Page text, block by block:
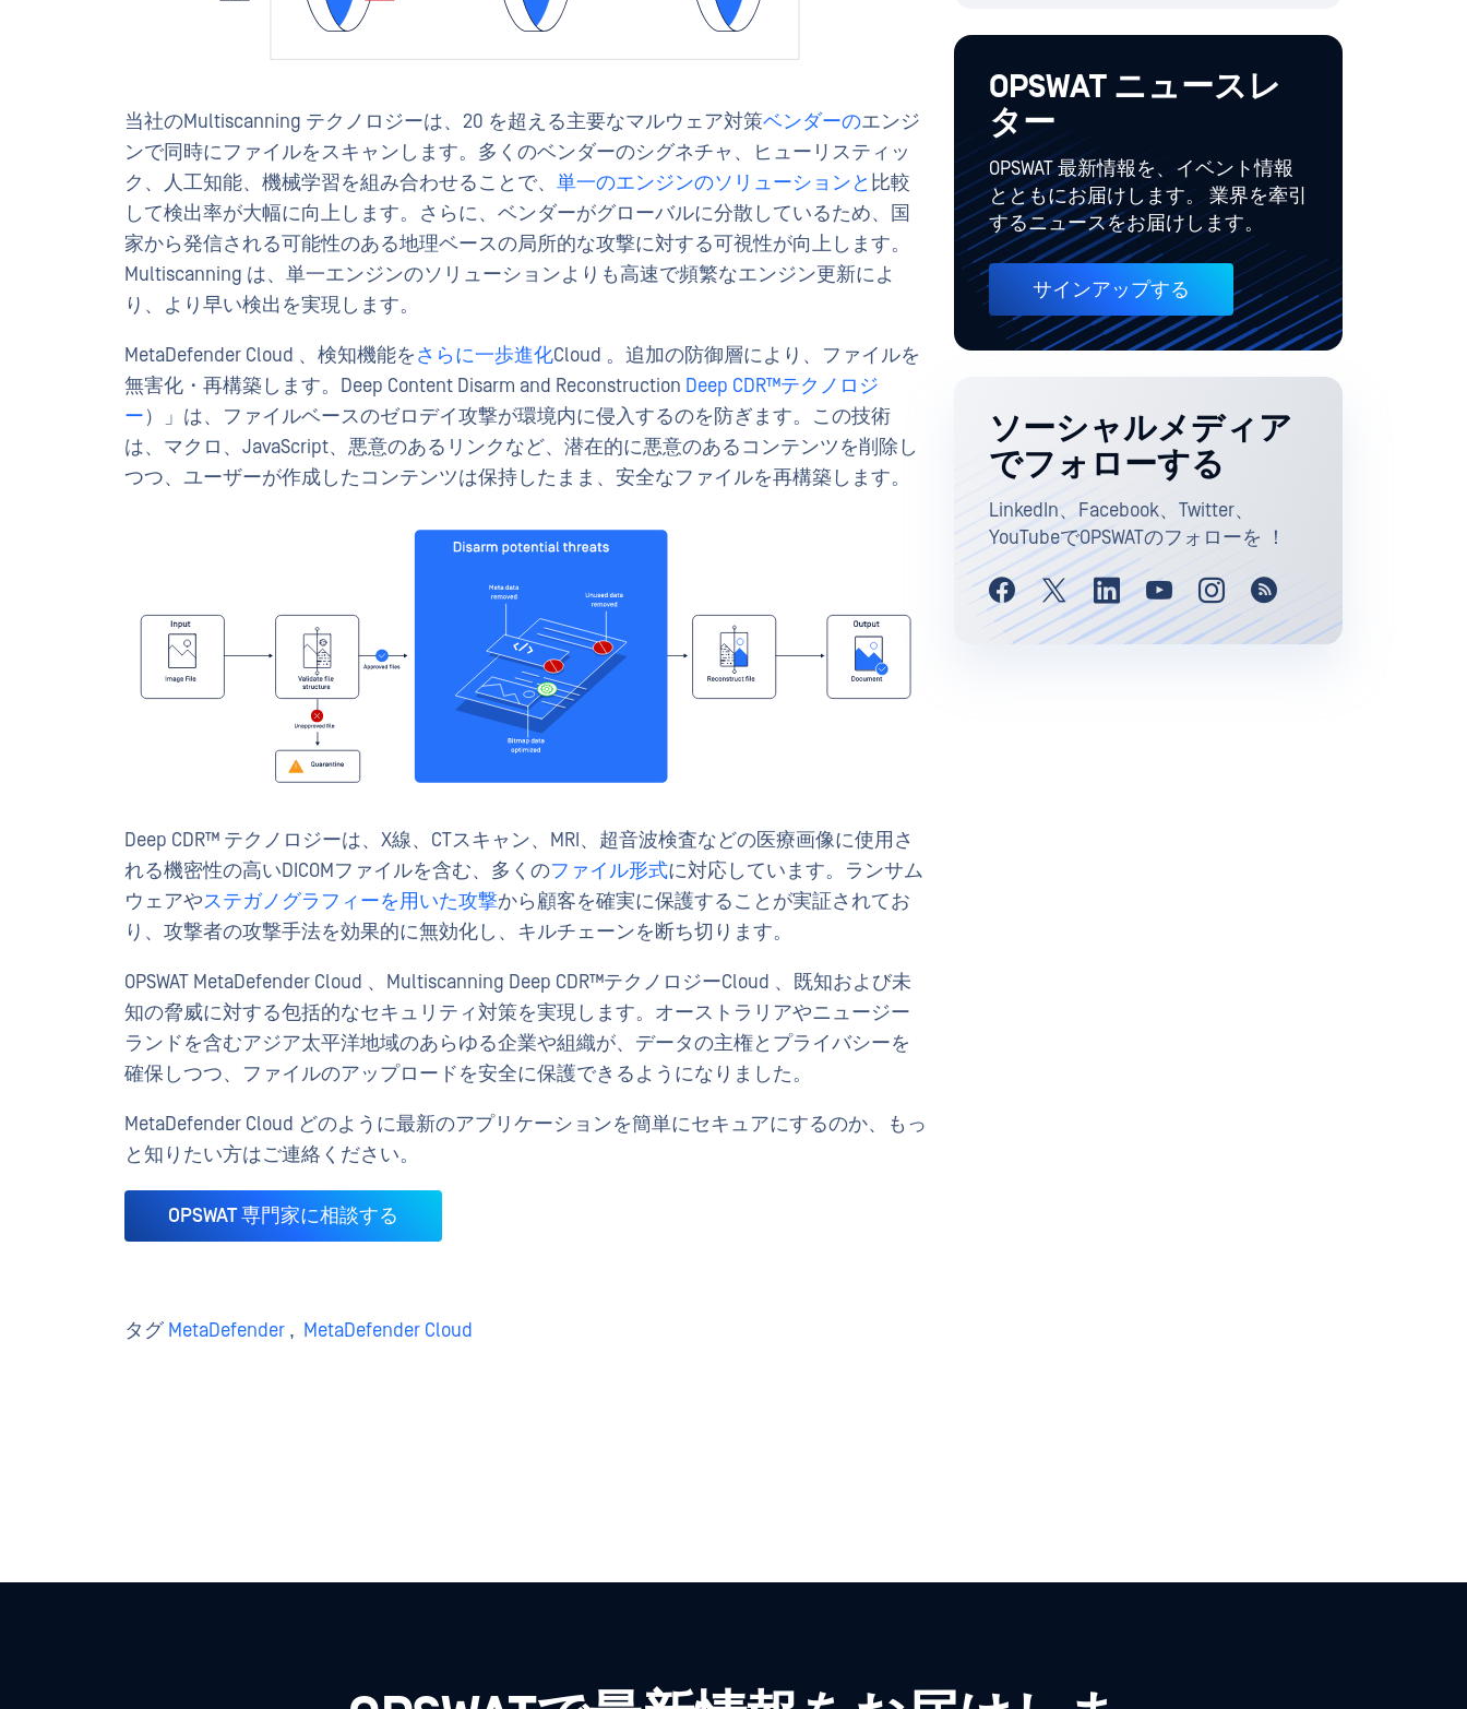
当社のMultiscanning テクノロジーは、20 を超える主要なマルウェア対策ベンダーのエンジ
ンで同時にファイルをスキャンします。多くのベンダーのシグネチャ、ヒューリスティッ
ク、人工知能、機械学習を組み合わせることで、 単一のエンジンのソリューションと 比較
して検出率が大幅に向上します。さらに、ベンダーがグローバルに分散しているため、国
家から発信される可能性のある地理ベースの局所的な攻撃に対する可視性が向上します。
Multiscanning は、単一エンジンのソリューションよりも高速で頻繁なエンジン更新によ
り、より早い検出を実現します。
MetaDefender Cloud 、検知機能をさらに一歩進化Cloud 。追加の防御層により、ファイルを
無害化・再構築します。Deep Content Disarm and Reconstruction Deep CDR™テクノロジ
ー）」は、ファイルベースのゼロデイ攻撃が環境内に侵入するのを防ぎます。この技術
は、マクロ、JavaScript、悪意のあるリンクなど、潜在的に悪意のあるコンテンツを削除し
つつ、ユーザーが作成したコンテンツは保持したまま、安全なファイルを再構築します。
Deep CDR™ テクノロジーは、X線、CTスキャン、MRI、超音波検査などの医療画像に使用さ
れる機密性の高いDICOMファイルを含む、多くのファイル形式に対応しています。ランサム
ウェアやステガノグラフィーを用いた攻撃から顧客を確実に保護することが実証されてお
り、攻撃者の攻撃手法を効果的に無効化し、キルチェーンを断ち切ります。
OPSWAT MetaDefender Cloud 、Multiscanning Deep CDR™テクノロジーCloud 、既知および未
知の脅威に対する包括的なセキュリティ対策を実現します。オーストラリアやニュージー
ランドを含むアジア太平洋地域のあらゆる企業や組織が、データの主権とプライバシーを
確保しつつ、ファイルのアップロードを安全に保護できるようになりました。
MetaDefender Cloud どのように最新のアプリケーションを簡単にセキュアにするのか、もっ
と知りたい方はご連絡ください。
OPSWAT 専門家に相談する
タグMetaDefender , MetaDefender Cloud
OPSWAT ニュースレ
ター
OPSWAT 最新情報を、イベント情報
とともにお届けします。 業界を牽引
するニュースをお届けします。
サインアップする
ソーシャルメディア
でフォローする
LinkedIn、Facebook、Twitter、
YouTubeでOPSWATのフォローを ！